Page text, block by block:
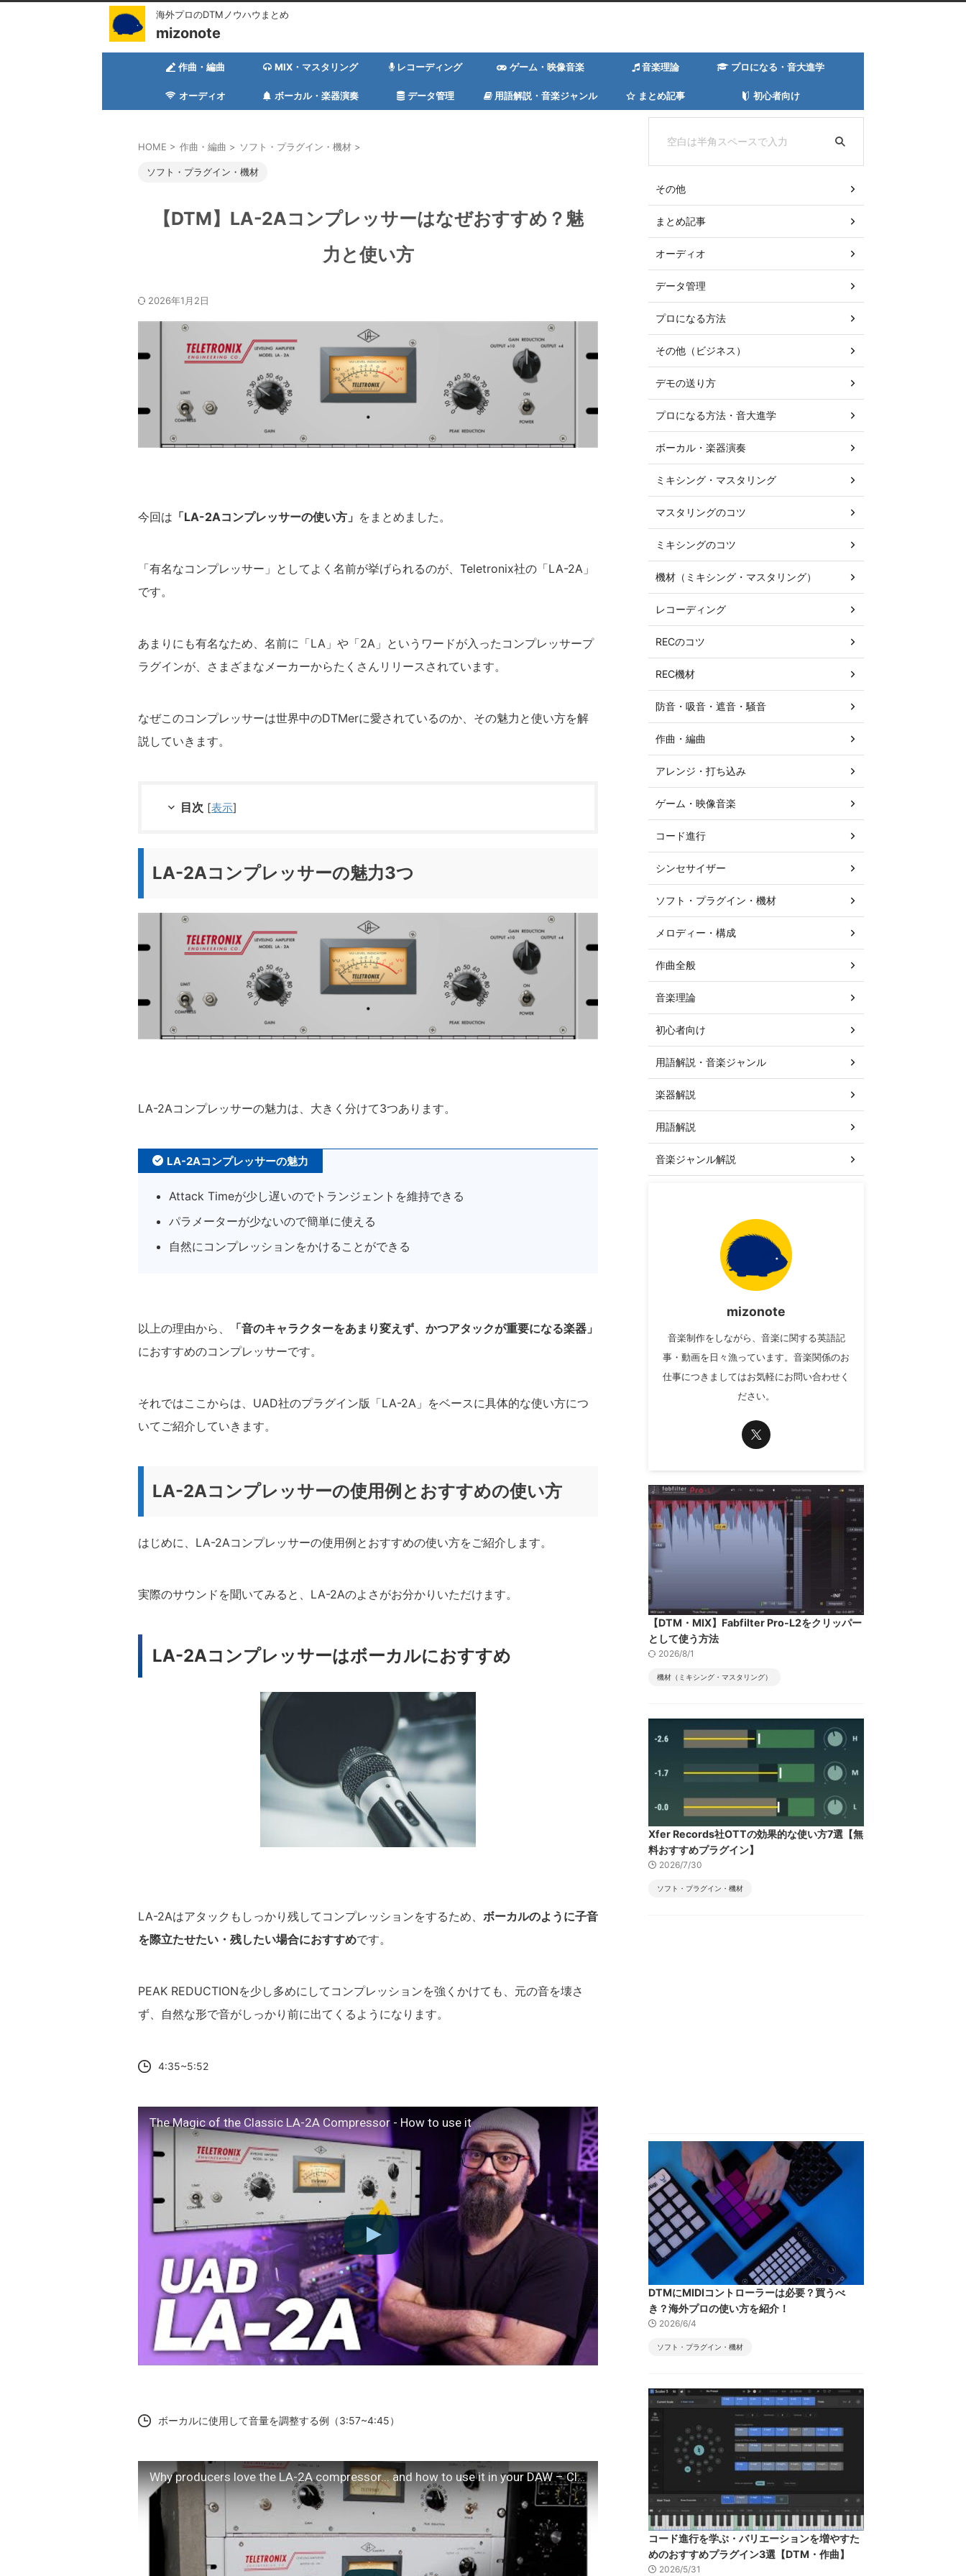
海外プロのDTMノウハウまとめ
mizonote
作曲・編曲 MIX・マスタリング レコーディング ゲーム・映像音楽 音楽理論 プロになる・音大進学
オーディオ ボーカル・楽器演奏 データ管理 用語解説・音楽ジャンル まとめ記事 初心者向け
HOME > 作曲・編曲 > ソフト・プラグイン・機材 >
ソフト・プラグイン・機材
【DTM】LA-2Aコンプレッサーはなぜおすすめ？魅
力と使い方
2026年1月2日
今回は 「LA-2Aコンプレッサーの使い方」 をまとめました。
「有名なコンプレッサー」としてよく名前が挙げられるのが、Teletronix社の「LA-2A」
です。
あまりにも有名なため、名前に「LA」や「2A」というワードが入ったコンプレッサープ
ラグインが、さまざまなメーカーからたくさんリリースされています。
なぜこのコンプレッサーは世界中のDTMerに愛されているのか、その魅力と使い方を解
説していきます。
目次 [表示]
LA-2Aコンプレッサーの魅力3つ
LA-2Aコンプレッサーの魅力は、大きく分けて3つあります。
LA-2Aコンプレッサーの魅力
Attack Timeが少し遅いのでトランジェントを維持できる
パラメーターが少ないので簡単に使える
自然にコンプレッションをかけることができる
以上の理由から、
「音のキャラクターをあまり変えず、かつアタックが重要になる楽器」
におすすめのコンプレッサーです。
それではここからは、UAD社のプラグイン版「LA-2A」をベースに具体的な使い方につ
いてご紹介していきます。
LA-2Aコンプレッサーの使用例とおすすめの使い方
はじめに、LA-2Aコンプレッサーの使用例とおすすめの使い方をご紹介します。
実際のサウンドを聞いてみると、LA-2Aのよさがお分かりいただけます。
LA-2Aコンプレッサーはボーカルにおすすめ
LA-2Aはアタックもしっかり残してコンプレッションをするため、 ボーカルのように子音
を際立たせたい・残したい場合におすすめです。
PEAK REDUCTIONを少し多めにしてコンプレッションを強くかけても、元の音を壊さ
ず、自然な形で音がしっかり前に出てくるようになります。
4:35~5:52
The Magic of the Classic LA-2A Compressor - How to use it
ボーカルに使用して音量を調整する例（3:57~4:45）
Why producers love the LA-2A compressor... and how to use it in your DAW – Classic gear
その他
まとめ記事
オーディオ
データ管理
プロになる方法
その他（ビジネス）
デモの送り方
プロになる方法・音大進学
ボーカル・楽器演奏
ミキシング・マスタリング
マスタリングのコツ
ミキシングのコツ
機材（ミキシング・マスタリング）
レコーディング
RECのコツ
REC機材
防音・吸音・遮音・騒音
作曲・編曲
アレンジ・打ち込み
ゲーム・映像音楽
コード進行
シンセサイザー
ソフト・プラグイン・機材
メロディー・構成
作曲全般
音楽理論
初心者向け
用語解説・音楽ジャンル
楽器解説
用語解説
音楽ジャンル解説
mizonote
音楽制作をしながら、音楽に関する英語記
事・動画を日々漁っています。音楽関係のお
仕事につきましてはお気軽にお問い合わせく
ださい。
【DTM・MIX】Fabfilter Pro-L2をクリッパー
として使う方法
2026/8/1
機材（ミキシング・マスタリング）
Xfer Records社OTTの効果的な使い方7選【無
料おすすめプラグイン】
2026/7/30
ソフト・プラグイン・機材
DTMにMIDIコントローラーは必要？買うべ
き？海外プロの使い方を紹介！
2026/6/4
ソフト・プラグイン・機材
コード進行を学ぶ・バリエーションを増やすた
めのおすすめプラグイン3選【DTM・作曲】
2026/5/31